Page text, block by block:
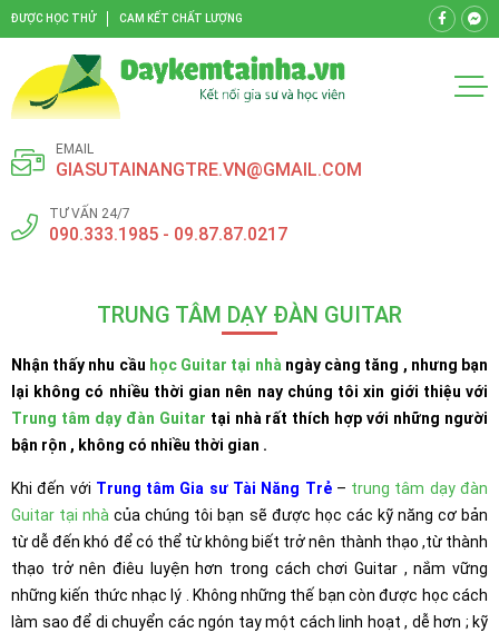
ĐƯỢC HỌC THỬ CAM KẾT CHẤT LƯỢNG
EMAIL
GIASUTAINANGTRE.VN@GMAIL.COM
TƯ VẤN 24/7
090.333.1985 - 09.87.87.0217
TRUNG TÂM DẠY ĐÀN GUITAR
Nhận thấy nhu cầu học Guitar tại nhà ngày càng tăng , nhưng bạn
lại không có nhiều thời gian nên nay chúng tôi xin giới thiệu với
Trung tâm dạy đàn Guitar tại nhà rất thích hợp với những người
bận rộn , không có nhiều thời gian .
Khi đến với Trung tâm Gia sư Tài Năng Trẻ– trung tâm dạy đàn
Guitar tại nhà của chúng tôi bạn sẽ được học các kỹ năng cơ bản
từ dễ đến khó để có thể từ không biết trở nên thành thạo ,từ thành
thạo trở nên điêu luyện hơn trong cách chơi Guitar , nắm vững
những kiến thức nhạc lý . Không những thế bạn còn được học cách
làm sao để di chuyển các ngón tay một cách linh hoạt , dễ hơn ; kỹ